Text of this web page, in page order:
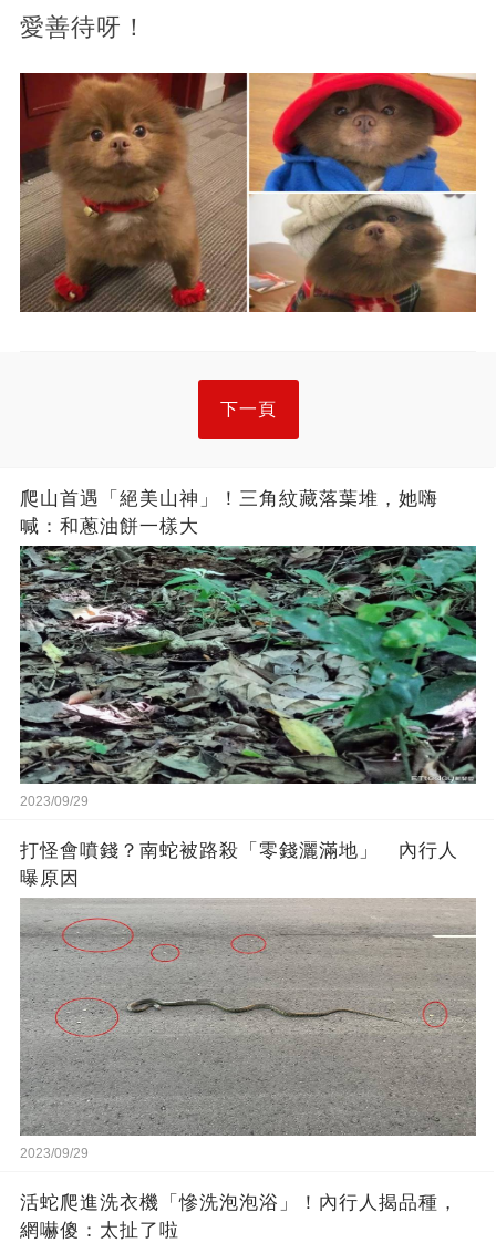
愛善待呀！
下一頁
爬山首遇「絕美山神」！三角紋藏落葉堆，她嗨
喊：和蔥油餅一樣大
2023/09/29
打怪會噴錢？南蛇被路殺「零錢灑滿地」 內行人
曝原因
2023/09/29
活蛇爬進洗衣機「慘洗泡泡浴」！內行人揭品種，
網嚇傻：太扯了啦